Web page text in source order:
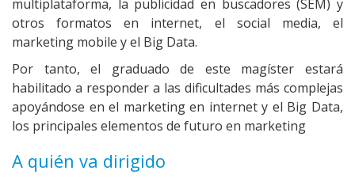
multiplataforma, la publicidad en buscadores (SEM) y
otros formatos en internet, el social media, el
marketing mobile y el Big Data.
Por tanto, el graduado de este magíster estará
habilitado a responder a las dificultades más complejas
apoyándose en el marketing en internet y el Big Data,
los principales elementos de futuro en marketing
A quién va dirigido